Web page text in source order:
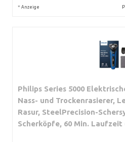
* Anzeige
Philips Series 5000
Nass- und Trockenrasierer,
Rasur, SteelPrecision-
Scherköpfe, 60 Min. Laufzeit